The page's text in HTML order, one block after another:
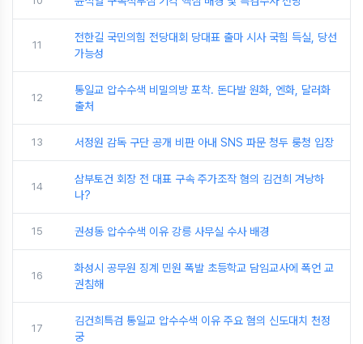
11
전한길 국민의힘 전당대회 당대표 출마 시사 국힘 득실, 당선
가능성
12
통일교 압수수색 비밀의방 포착. 돈다발 원화, 엔화, 달러화
출처
13 서정원 감독 구단 공개 비판 아내 SNS 파문 청두 룽청 입장
14
삼부토건 회장 전 대표 구속 주가조작 혐의 김건희 겨낭하
나?
15 권성동 압수수색 이유 강릉 사무실 수사 배경
16
화성시 공무원 징계 민원 폭발 초등학교 담임교사에 폭언 교
권침해
17
김건희특검 통일교 압수수색 이유 주요 혐의 신도대치 천정
궁